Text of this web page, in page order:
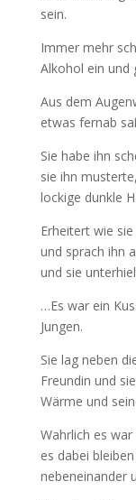
sein.
Immer mehr
Alkohol ein und
Aus dem
etwas fernab
Sie habe ihn
sie ihn
lockige dunkle
Erheitert wie
und sprach ihn
und sie
…Es war ein
Jungen.
Sie lag neben
Freundin und
Wärme und
Wahrlich es
es dabei
nebeneinander